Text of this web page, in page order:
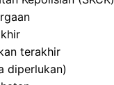
terakhir
diperlukan)